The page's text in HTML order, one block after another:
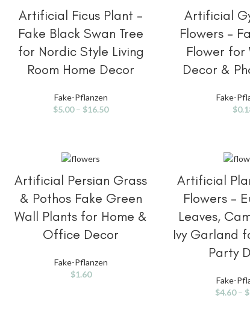
Artificial Ficus Plant –
Fake Black Swan Tree
for Nordic Style Living
Room Home Decor
Fake-Pflanzen
$5.00 – $16.50
Artificial
Flowers –
Flower for
Decor &
Fake-
$
Artificial Persian Grass
& Pothos Fake Green
Wall Plants for Home &
Office Decor
Fake-Pflanzen
$1.60
Artificial
Flowers –
Leaves,
Ivy Garland
Party
Fake-
$4.60 – $